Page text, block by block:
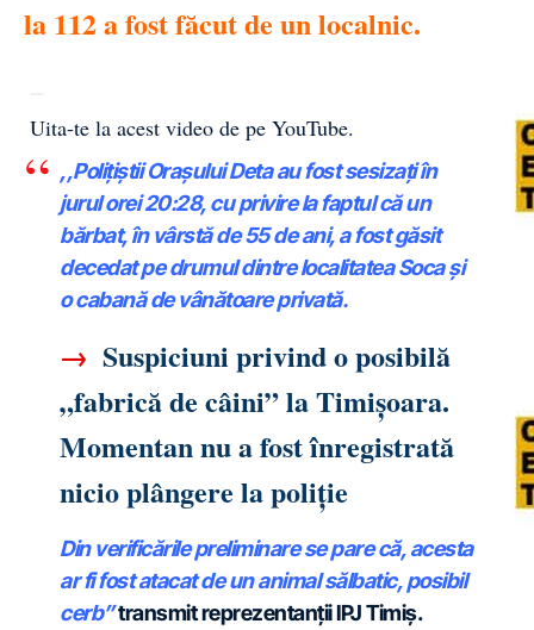
la 112 a fost făcut de un localnic.
Uita-te la acest video de pe YouTube.
,,Polițiștii Orașului Deta au fost sesizați în
jurul orei 20:28, cu privire la faptul că un
bărbat, în vârstă de 55 de ani, a fost găsit
decedat pe drumul dintre localitatea Soca și
o cabană de vânătoare privată.
→ Suspiciuni privind o posibilă
„fabrică de câini” la Timișoara.
Momentan nu a fost înregistrată
nicio plângere la poliție
Din verificările preliminare se pare că, acesta
ar fi fost atacat de un animal sălbatic, posibil
cerb”transmit reprezentanții IPJ Timiș.